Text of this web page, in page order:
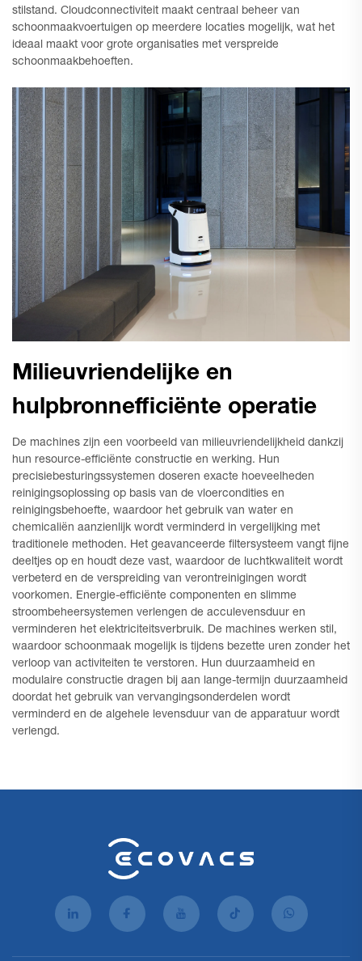
stilstand. Cloudconnectiviteit maakt centraal beheer van
schoonmaakvoertuigen op meerdere locaties mogelijk, wat het
ideaal maakt voor grote organisaties met verspreide
schoonmaakbehoeften.
Milieuvriendelijke en
hulpbronnefficiënte operatie
De machines zijn een voorbeeld van milieuvriendelijkheid dankzij
hun resource-efficiënte constructie en werking. Hun
precisiebesturingssystemen doseren exacte hoeveelheden
reinigingsoplossing op basis van de vloercondities en
reinigingsbehoefte, waardoor het gebruik van water en
chemicaliën aanzienlijk wordt verminderd in vergelijking met
traditionele methoden. Het geavanceerde filtersysteem vangt fijne
deeltjes op en houdt deze vast, waardoor de luchtkwaliteit wordt
verbeterd en de verspreiding van verontreinigingen wordt
voorkomen. Energie-efficiënte componenten en slimme
stroombeheersystemen verlengen de acculevensduur en
verminderen het elektriciteitsverbruik. De machines werken stil,
waardoor schoonmaak mogelijk is tijdens bezette uren zonder het
verloop van activiteiten te verstoren. Hun duurzaamheid en
modulaire constructie dragen bij aan lange-termijn duurzaamheid
doordat het gebruik van vervangingsonderdelen wordt
verminderd en de algehele levensduur van de apparatuur wordt
verlengd.